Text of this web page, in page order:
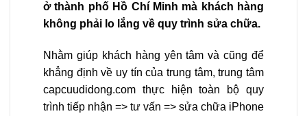
ở thành phố Hồ Chí Minh mà khách hàng
không phải lo lắng về quy trình sửa chữa.
Nhằm giúp khách hàng yên tâm và cũng để
khẳng định về uy tín của trung tâm, trung tâm
capcuudidong.com thực hiện toàn bộ quy
trình tiếp nhận => tư vấn => sửa chữa iPhone